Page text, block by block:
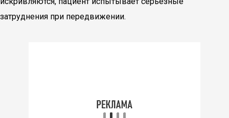
затруднения при передвижении.